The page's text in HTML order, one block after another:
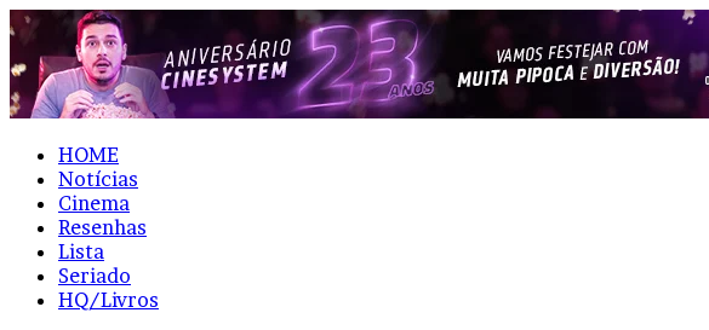
HOME
Notícias
Cinema
Resenhas
Lista
Seriado
HQ/Livros